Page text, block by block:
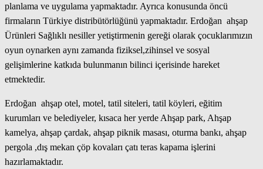
planlama ve uygulama yapmaktadır. Ayrıca konusunda öncü
firmaların Türkiye distribütörlüğünü yapmaktadır. Erdoğan ahşap
Ürünleri Sağlıklı nesiller yetiştirmenin gereği olarak çocuklarımızın
oyun oynarken aynı zamanda fiziksel,zihinsel ve sosyal
gelişimlerine katkıda bulunmanın bilinci içerisinde hareket
etmektedir.
Erdoğan ahşap otel, motel, tatil siteleri, tatil köyleri, eğitim
kurumları ve belediyeler, kısaca her yerde Ahşap park, Ahşap
kamelya, ahşap çardak, ahşap piknik masası, oturma bankı, ahşap
pergola ,dış mekan çöp kovaları çatı teras kapama işlerini
hazırlamaktadır.